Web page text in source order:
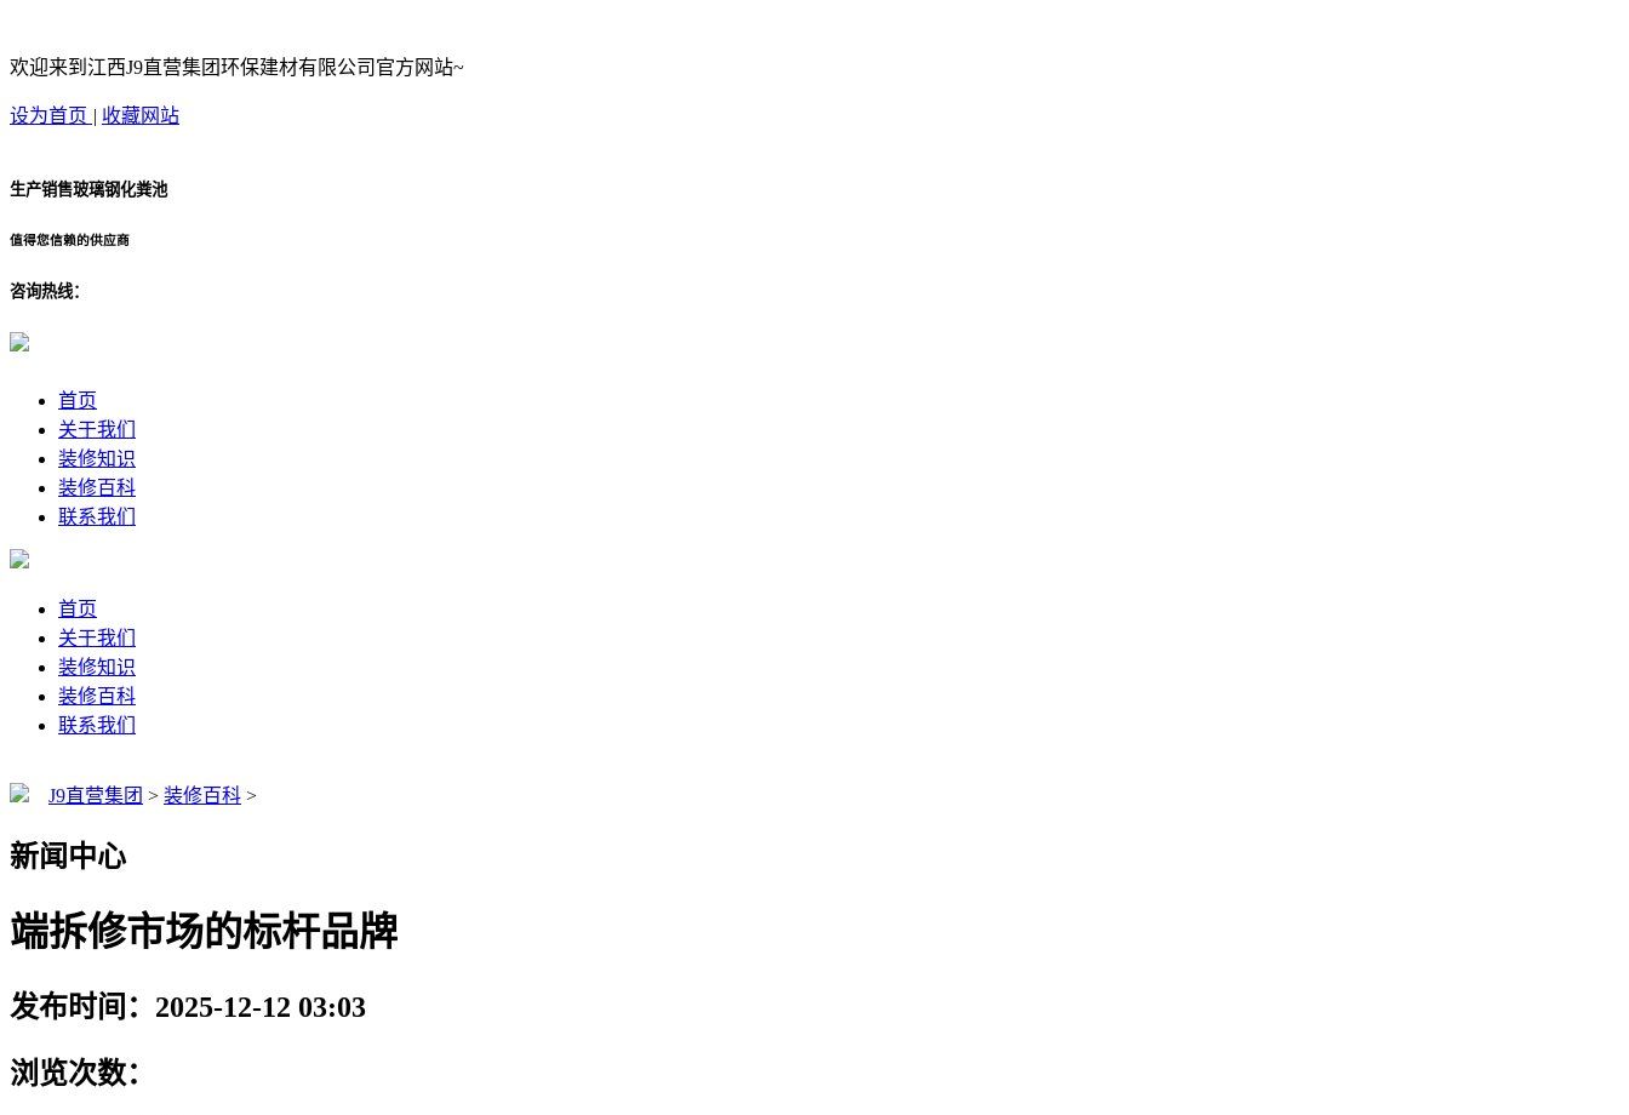
欢迎来到江西J9直营集团环保建材有限公司官方网站~
设为首页 | 收藏网站
生产销售玻璃钢化粪池
值得您信赖的供应商
咨询热线：
首页
关于我们
装修知识
装修百科
联系我们
首页
关于我们
装修知识
装修百科
联系我们
J9直营集团 > 装修百科 >
新闻中心
端拆修市场的标杆品牌
发布时间：2025-12-12 03:03
浏览次数：